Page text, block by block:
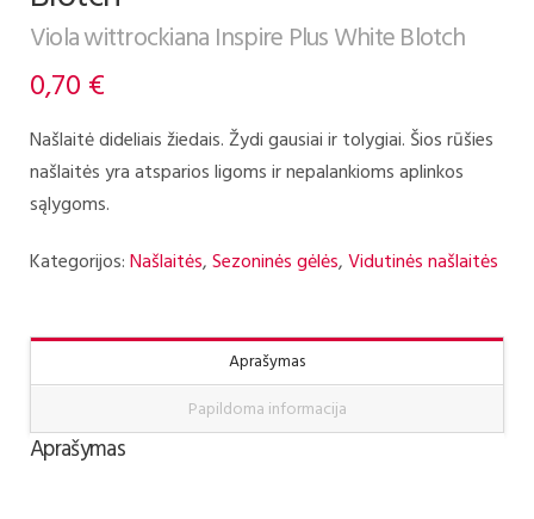
Viola wittrockiana Inspire Plus White Blotch
0,70 €
Našlaitė dideliais žiedais. Žydi gausiai ir tolygiai. Šios rūšies
našlaitės yra atsparios ligoms ir nepalankioms aplinkos
sąlygoms.
Kategorijos: Našlaitės, Sezoninės gėlės, Vidutinės našlaitės
Aprašymas
Papildoma informacija
Aprašymas